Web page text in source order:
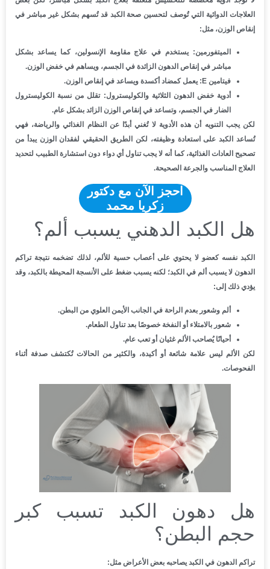
العلاجات الدوائية التي تُوصف لتحسين صحة الكبد قد تُسهم بشكل غير مباشر في
إنقاص الوزن، مثل:
الميتفورمين: يستخدم في علاج مقاومة الإنسولين، كما يساعد بشكل
مباشر في إنقاص الدهون الزائدة في الجسم، ويساهم في خفض الوزن.
فيتامين E: يعمل كمضاد أكسدة ويساعد في إنقاص الوزن.
أدوية خفض الدهون الثلاثية والكوليسترول: تقلل من نسبة الكوليسترول
الضار في الجسم، وتساعد في إنقاص الوزن الزائد بشكل عام.
لكن يجب التنويه أن هذه الأدوية لا تُغني أبدًا عن النظام الغذائي والرياضة، فهي
تُساعد الكبد على استعادة وظيفته، لكن الطريق الحقيقي لفقدان الوزن يبدأ من
تصحيح العادات الغذائية، كما أنه لا يجب تناول أي دواء دون استشارة الطبيب لتحديد
العلاج المناسب والجرعة الصحيحة.
احجز الآن مع دكتور
زكريا محمد
هل الكبد الدهني يسبب ألم؟
الكبد نفسه كعضو لا يحتوي على أعصاب حسية للألم، لذلك تضخمه نتيجة تراكم
الدهون لا يسبب ألم في الكبد؛ لكنه يسبب ضغط على الأنسجة المحيطة بالكبد، وقد
يؤدي ذلك إلى:
ألم وشعور بعدم الراحة في الجانب الأيمن العلوي من البطن.
شعور بالامتلاء أو النفخة خصوصًا بعد تناول الطعام.
أحيانًا يُصاحب الألم غثيان أو تعب عام.
لكن الألم ليس علامة شائعة أو أكيدة، والكثير من الحالات تُكتشف صدفة أثناء
الفحوصات.
هل دهون الكبد تسبب كبر
حجم البطن؟
تراكم الدهون في الكبد يصاحبه بعض الأعراض مثل: